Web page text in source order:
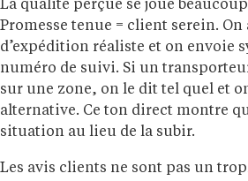
La qualité perçue se joue
Promesse tenue = client serein.
d’expédition réaliste et on envoie
numéro de suivi. Si un
sur une zone, on le dit tel quel et
alternative. Ce ton direct montre
situation au lieu de la subir.
Les avis clients ne sont pas un